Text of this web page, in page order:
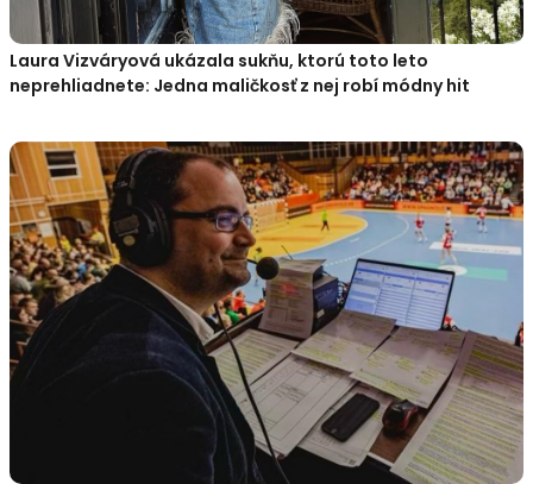
Laura Vizváryová ukázala sukňu, ktorú toto leto
neprehliadnete: Jedna maličkosť z nej robí módny hit